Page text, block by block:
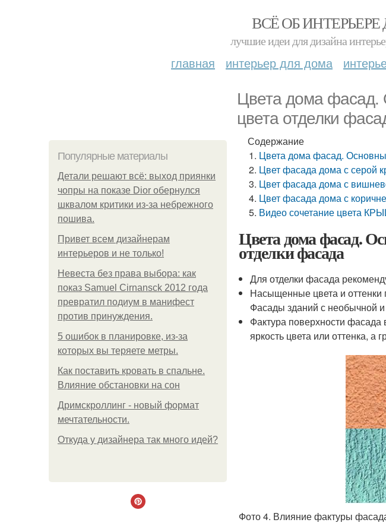
ВСЁ ОБ
лучшие идеи для дизайна
главная интерьер для дома
Цвета дома фасад.
цвета отделки
Популярные материалы
Детали решают всё: выход приянки
чопры на показе Dior обернулся
шквалом критики из-за небрежного
пошива.
Привет всем дизайнерам
интерьеров и не только!
Невеста без права выбора: как
показ Samuel Cirnansck 2012 года
превратил подиум в манифест
против принуждения.
5 ошибок в планировке, из-за
которых вы теряете метры.
Как поставить кровать в спальне.
Влияние обстановки на сон
Дримскроллинг - новый формат
мечтательности.
Откуда у дизайнера так много идей?
Содержание
Цвета дома фасад.
Цвет фасада дома с серой
Цвет фасада дома с
Цвет фасада дома с
Видео сочетание цвета
Цвета дома фасад.
отделки фасада
Для отделки фасада
Насыщенные цвета и оттенки
Фасады зданий с необычной
Фактура поверхности фасада
яркость цвета или оттенка, а
Фото 4. Влияние фактуры